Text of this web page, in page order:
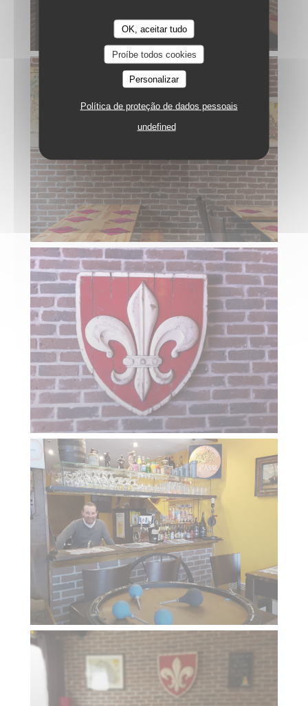
OK, aceitar tudo
Proíbe todos cookies
Personalizar
Política de proteção de dados pessoais
undefined